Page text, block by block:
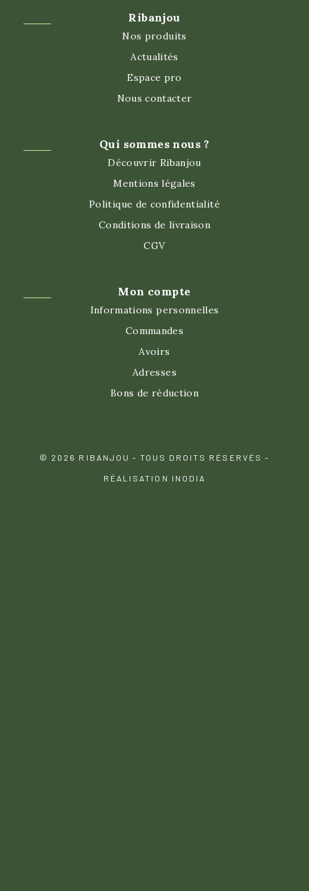
Ribanjou
Nos produits
Actualités
Espace pro
Nous contacter
Qui sommes nous ?
Découvrir Ribanjou
Mentions légales
Politique de confidentialité
Conditions de livraison
CGV
Mon compte
Informations personnelles
Commandes
Avoirs
Adresses
Bons de réduction
© 2026 RIBANJOU - TOUS DROITS RÉSERVÉS -
RÉALISATION INODIA